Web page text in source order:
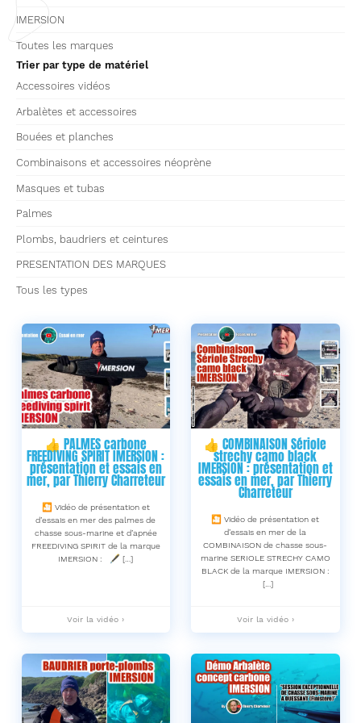
👍 PALMES carbone
FREEDIVING SPIRIT IMERSION :
présentation et essais en
mer, par Thierry Charreteur
🎦 Vidéo de présentation et
d’essais en mer des palmes de
chasse sous-marine et d’apnée
FREEDIVING SPIRIT de la marque
IMERSION : 🖋 […]
👍
PALMES
FREEDIVING
SPIRIT
IMERSION
:
présentation
et
Voir la vidéo ›
👍 COMBINAISON Sériole
strechy camo black
IMERSION : présentation et
essais en mer, par Thierry
Charreteur
🎦 Vidéo de présentation et
d’essais en mer de la
COMBINAISON de chasse sous-
marine SERIOLE STRECHY CAMO
BLACK de la marque IMERSION :
[…]
👍
COMBINAISON
strechy
camo
black
IMERSION
:
présentation
Voir la vidéo ›
IMERSION
Toutes les marques
Trier par type de matériel
Accessoires vidéos
Arbalètes et accessoires
Bouées et planches
Combinaisons et accessoires néoprène
Masques et tubas
Palmes
Plombs, baudriers et ceintures
PRESENTATION DES MARQUES
Tous les types